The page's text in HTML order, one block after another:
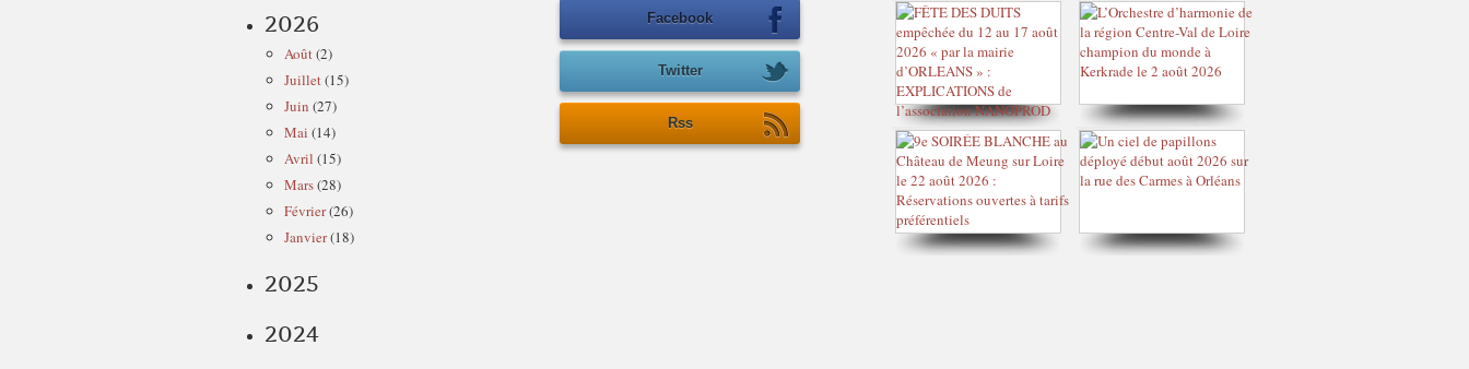
2026
Août(2)
Juillet(15)
Juin (27)
Mai (14)
Avril (15)
Mars(28)
Février(26)
Janvier(18)
2025
2024
Facebook
Twitter
Rss